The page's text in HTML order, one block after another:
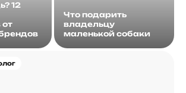
12
Что подарить
владельцу
маленькой собаки